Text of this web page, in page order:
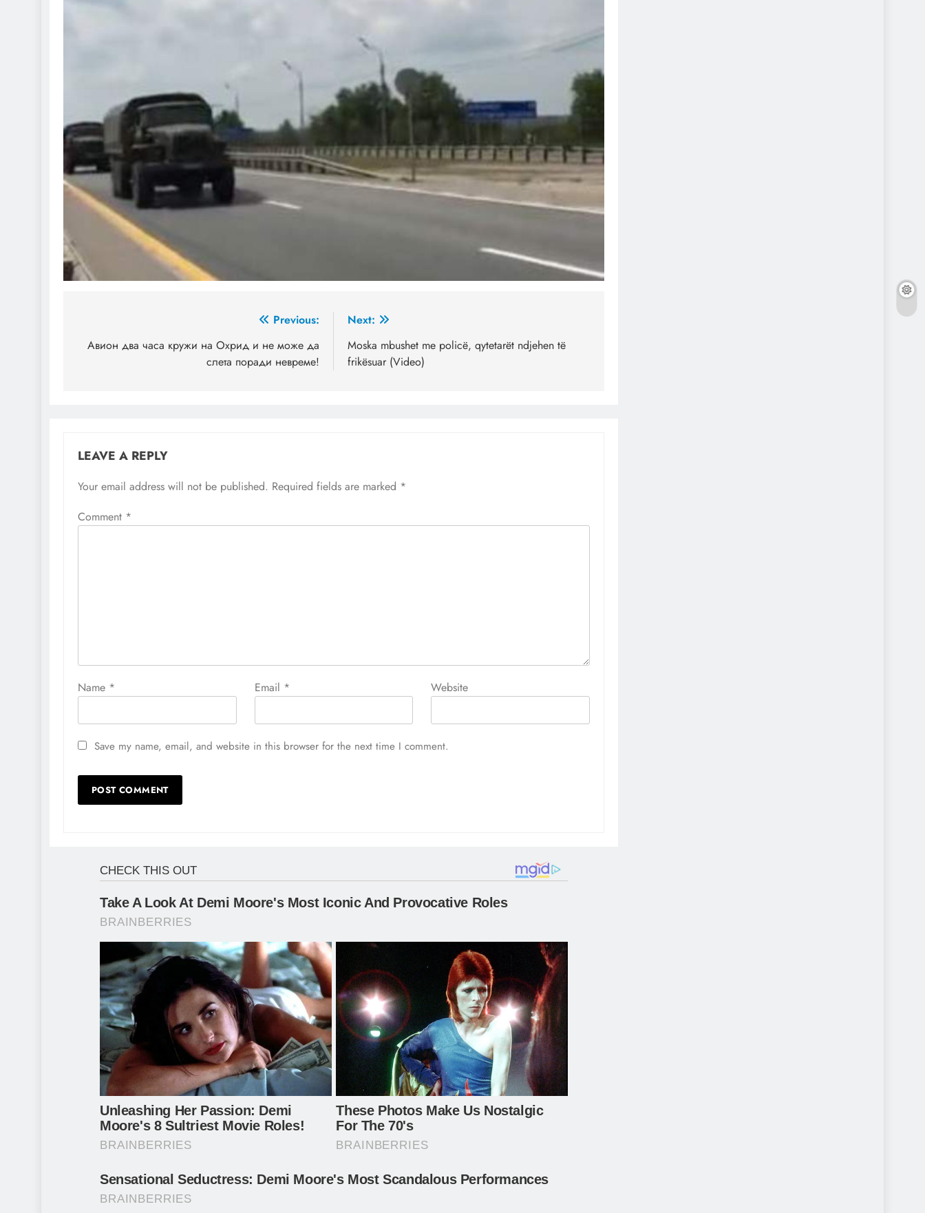
navigation
Previous:
Авион два часа кружи на Охрид и не може да
слета поради невреме!
Next:
Moska mbushet me policë, qytetarët ndjehen të
frikësuar (Video)
LEAVE A REPLY
Your email address will not be published. Required fields are marked *
Comment *
Name * Email * Website
Save my name, email, and website in this browser for the next time I comment.